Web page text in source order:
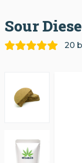
Sour
20